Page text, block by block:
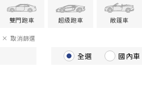
雙門跑車 超級跑車 敞篷車
取消篩選
全選 國內車